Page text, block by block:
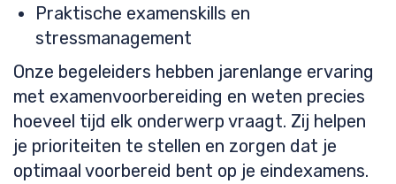
Praktische examenskills en
stressmanagement
Onze begeleiders hebben jarenlange ervaring
met examenvoorbereiding en weten precies
hoeveel tijd elk onderwerp vraagt. Zij helpen
je prioriteiten te stellen en zorgen dat je
optimaal voorbereid bent op je eindexamens.